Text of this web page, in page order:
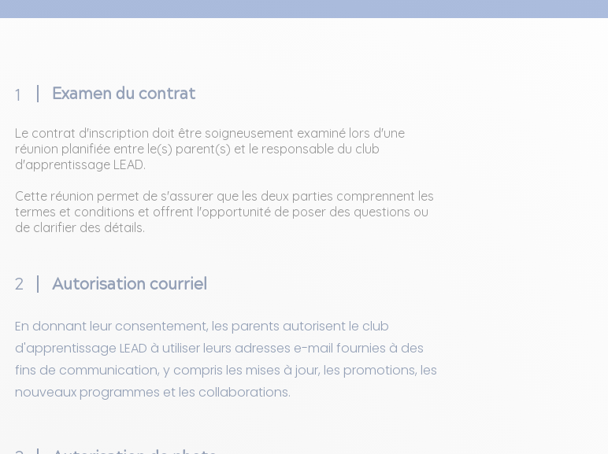
1 Examen du contrat
Le contrat d'inscription doit être soigneusement examiné lors d'une
réunion planifiée entre le(s) parent(s) et le responsable du club
d'apprentissage LEAD.
Cette réunion permet de s'assurer que les deux parties comprennent les
termes et conditions et offrent l'opportunité de poser des questions ou
de clarifier des détails.
2 Autorisation courriel
En donnant leur consentement, les parents autorisent le club
d'apprentissage LEAD à utiliser leurs adresses e-mail fournies à des
fins de communication, y compris les mises à jour, les promotions, les
nouveaux programmes et les collaborations.